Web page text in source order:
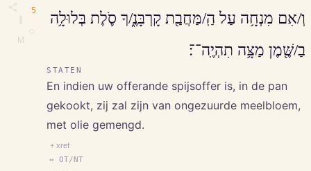
M
5
וְ/אִם מִנְחָ֥ה עַל הַֽ/מַּחֲבַ֖ת קָרְבָּנֶ֑/ךָ סֹ֛לֶת בְּלוּלָ֥ה
בַ/שֶּׁ֖מֶן מַצָּ֥ה תִהְיֶֽה־־׃
STATEN
En indien uw offerande spijsoffer is, in de pan
gekookt, zij zal zijn van ongezuurde meelbloem,
met olie gemengd.
+ xref
↔ OT/NT